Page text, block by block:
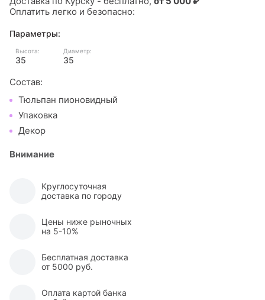
Оплатить легко и безопасно:
Параметры:
Высота:
35
Диаметр:
35
Состав:
Тюльпан пионовидный
Упаковка
Декор
Внимание
Круглосуточная
доставка по городу
Цены ниже рыночных
на 5-10%
Бесплатная доставка
от 5000 руб.
Оплата картой банка